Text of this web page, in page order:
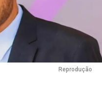
Reprodução